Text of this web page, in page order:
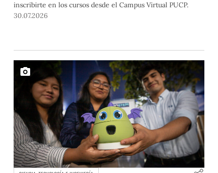
inscribirte en los cursos desde el Campus Virtual PUCP.
30.07.2026